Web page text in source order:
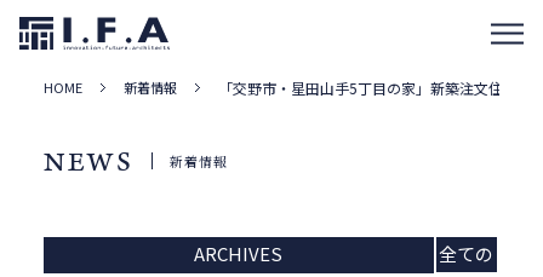
HOME 新着情報 「交野市・星田山手5丁目の家」新築注文住宅
NEWS 新着情報
ARCHIVES
全ての